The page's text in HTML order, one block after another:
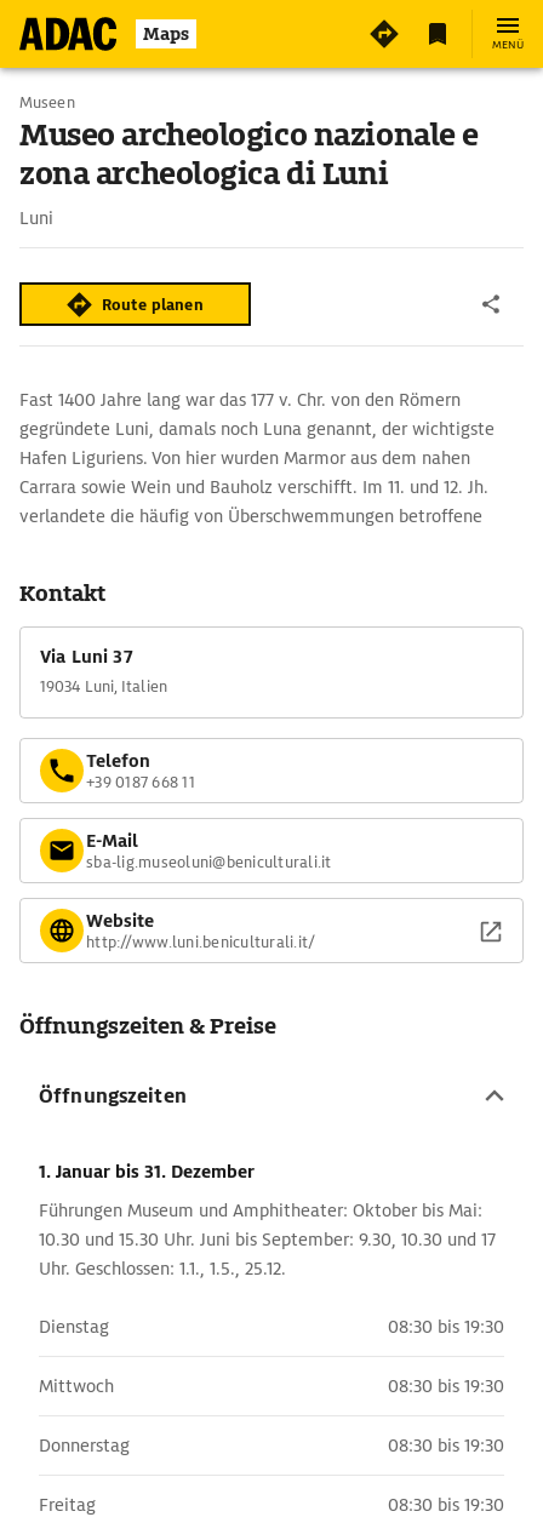
Maps MENÜ
Museen
Museo archeologico nazionale e
zona archeologica di Luni
Luni
Route planen
Fast 1400 Jahre lang war das 177 v. Chr. von den Römern
gegründete Luni, damals noch Luna genannt, der wichtigste
Hafen Liguriens. Von hier wurden Marmor aus dem nahen
Carrara sowie Wein und Bauholz verschifft. Im 11. und 12. Jh.
verlandete die häufig von Überschwemmungen betroffene
Die exakt rechtwinklig angelegte Stadt mit Forum, Tempel und
Kapitol ist heute eine der wichtigsten Ausgrabungsstätten
Norditaliens. Das Museum in seiner Mitte zeigt die Funde,
darunter Statuen, Keramik und Münzen, sowie die
Rekonstruktion eines Speisezimmers. Am besten erhalten ist
das 6000 Zuschauer fassende Amphitheater, das etwas
außerhalb liegt.
Kontakt
Via Luni 37
19034 Luni, Italien
Telefon
+39 0187 668 11
E-Mail
sba-lig.museoluni@beniculturali.it
Website
http://www.luni.beniculturali.it/
Öffnungszeiten & Preise
Öffnungszeiten
1. Januar bis 31. Dezember
Führungen Museum und Amphitheater: Oktober bis Mai:
10.30 und 15.30 Uhr. Juni bis September: 9.30, 10.30 und 17
Uhr. Geschlossen: 1.1., 1.5., 25.12.
Dienstag 08:30 bis 19:30
Mittwoch 08:30 bis 19:30
Donnerstag 08:30 bis 19:30
Freitag 08:30 bis 19:30